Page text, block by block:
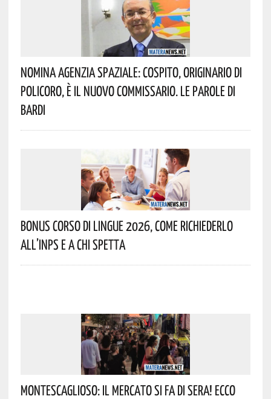
Nomina Agenzia Spaziale: Cospito, Originario Di
Policoro, È Il Nuovo Commissario. Le Parole Di
Bardi
Bonus Corso Di Lingue 2026, Come Richiederlo
All’INPS E A Chi Spetta
Montescaglioso: Il Mercato Si Fa Di Sera! Ecco